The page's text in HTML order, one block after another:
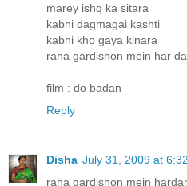
marey ishq ka sitara
kabhi dagmagai kashti
kabhi kho gaya kinara
raha gardishon mein har
film : do badan
Reply
Disha July 31, 2009 at
raha gardishon mein